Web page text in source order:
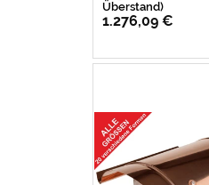
Überstand)
1.276,09 €